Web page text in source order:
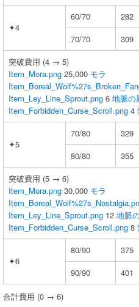
✦4
60/70 282
70/70
309
突破費用 (4 → 5)
Item_Mora.png 25,000 モラ
Item_Ley_Line_Sprout.png 6 地脈の
Item_Forbidden_Curse_Scroll.png 4
✦5
70/80 329
80/80
355
突破費用 (5 → 6)
Item_Mora.png 30,000 モラ
Item_Ley_Line_Sprout.png 12 地脈
Item_Forbidden_Curse_Scroll.png 8
✦6
80/90 375
90/90
401
合計費用 (0 → 6)